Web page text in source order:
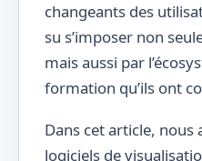
changeants des
su s’imposer non
mais aussi par
formation qu’ils ont
Dans cet article, nous
logiciels de